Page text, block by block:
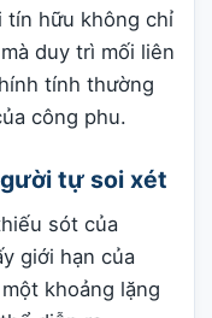
tín hữu không chỉ
duy trì mối liên
tính thường
công phu.
tự soi xét
sót của
giới hạn của
khoảng lặng